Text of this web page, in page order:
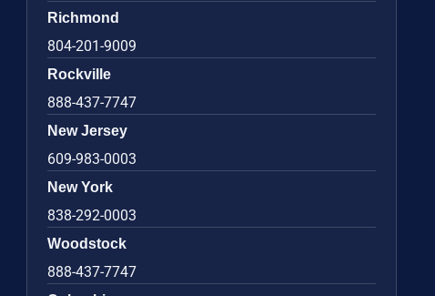
Richmond
804-201-9009
Rockville
888-437-7747
New Jersey
609-983-0003
New York
838-292-0003
Woodstock
888-437-7747